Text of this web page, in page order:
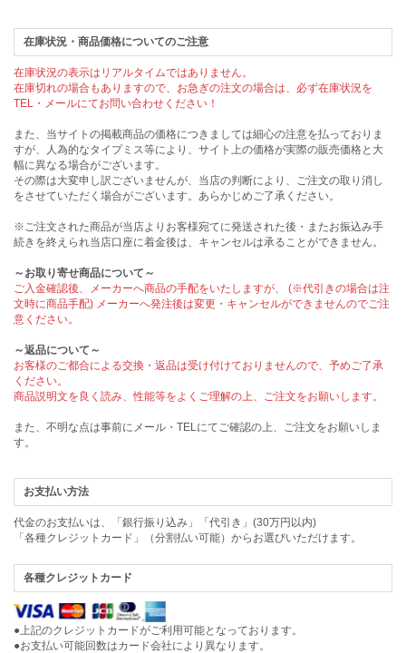
在庫状況・商品価格についてのご注意
在庫状況の表示はリアルタイムではありません。
在庫切れの場合もありますので、お急ぎの注文の場合は、必ず在庫状況を
TEL・メールにてお問い合わせください！
また、当サイトの掲載商品の価格につきましては細心の注意を払っておりま
すが、人為的なタイプミス等により、サイト上の価格が実際の販売価格と大
幅に異なる場合がございます。
その際は大変申し訳ございませんが、当店の判断により、ご注文の取り消し
をさせていただく場合がございます。あらかじめご了承ください。
※ご注文された商品が当店よりお客様宛てに発送された後・またお振込み手
続きを終えられ当店口座に着金後は、キャンセルは承ることができません。
～お取り寄せ商品について～
ご入金確認後、メーカーへ商品の手配をいたしますが、 (※代引きの場合は注
文時に商品手配) メーカーへ発注後は変更・キャンセルができませんのでご注
意ください。
～返品について～
お客様のご都合による交換・返品は受け付けておりませんので、予めご了承
ください。
商品説明文を良く読み、性能等をよくご理解の上、ご注文をお願いします。
また、不明な点は事前にメール・TELにてご確認の上、ご注文をお願いしま
す。
お支払い方法
代金のお支払いは、「銀行振り込み」「代引き」(30万円以内)
「各種クレジットカード」（分割払い可能）からお選びいただけます。
各種クレジットカード
●上記のクレジットカードがご利用可能となっております。
●お支払い可能回数はカード会社により異なります。